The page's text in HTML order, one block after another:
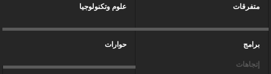
متفرقات علوم وتكنولوجيا
برامج
إتجاهات
حوارات